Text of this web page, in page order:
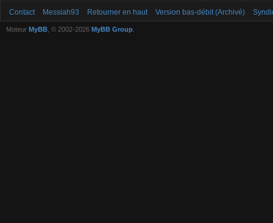
Contact Messiah93 Retourner en haut Version bas-débit (Archivé)
Moteur MyBB , © 2002-2026 MyBB Group